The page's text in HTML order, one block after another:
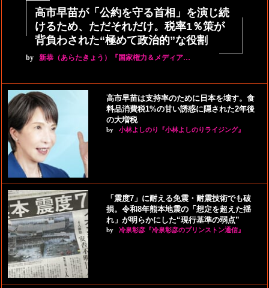
高市早苗が「公約を守る首相」を演じ続
けるため、ただそれだけ。税率1％策が
背負わされた“極めて政治的”な役割
by 新恭（あらたきょう）『国家権力＆メディア…
高市早苗は支持率のために日本を壊す。食
料品消費税1%の甘い誘惑に隠された2年後
の大増税
by 小林よしのり『小林よしのりライジング』
「震度7」に耐える免震・耐震技術でも破
損。令和8年熊本地震の「想定を超えた揺
れ」が明らかにした“現行基準の弱点”
by 冷泉彰彦『冷泉彰彦のプリンストン通信』